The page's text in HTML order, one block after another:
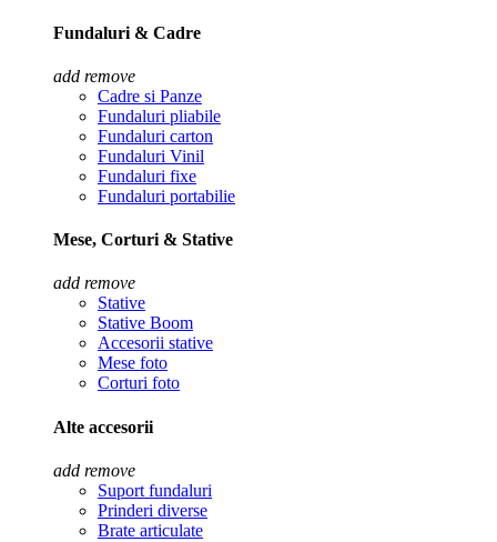
Fundaluri & Cadre
add remove
Cadre si Panze
Fundaluri pliabile
Fundaluri carton
Fundaluri Vinil
Fundaluri fixe
Fundaluri portabilie
Mese, Corturi & Stative
add remove
Stative
Stative Boom
Accesorii stative
Mese foto
Corturi foto
Alte accesorii
add remove
Suport fundaluri
Prinderi diverse
Brate articulate